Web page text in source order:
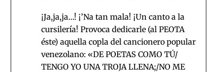
¡Ja,ja,ja…! ¡’Na tan mala! ¡Un canto a la
cursilería! Provoca dedicarle (al PEOTA
éste) aquella copla del cancionero popular
venezolano: «DE POETAS COMO TÚ/
TENGO YO UNA TROJA LLENA;/NO ME